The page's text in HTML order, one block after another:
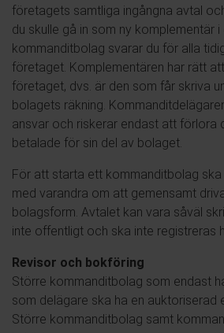
företagets samtliga ingångna avtal
du skulle gå in som ny komplementär
kommanditbolag svarar du för alla
företaget. Komplementären har rätt
företaget, dvs. är den som får skriva
bolagets räkning.
ansvar och riskerar endast att förlora
betalade för sin del av bolaget.
För att starta ett kommanditbolag
med varandra om att gemensamt
bolagsform. Avtalet kan vara såväl
inte offentligt och ska inte registreras
Revisor och bokföring
Större kommanditbolag som endast
som delägare ska ha en auktoriserad
Större kommanditbolag samt